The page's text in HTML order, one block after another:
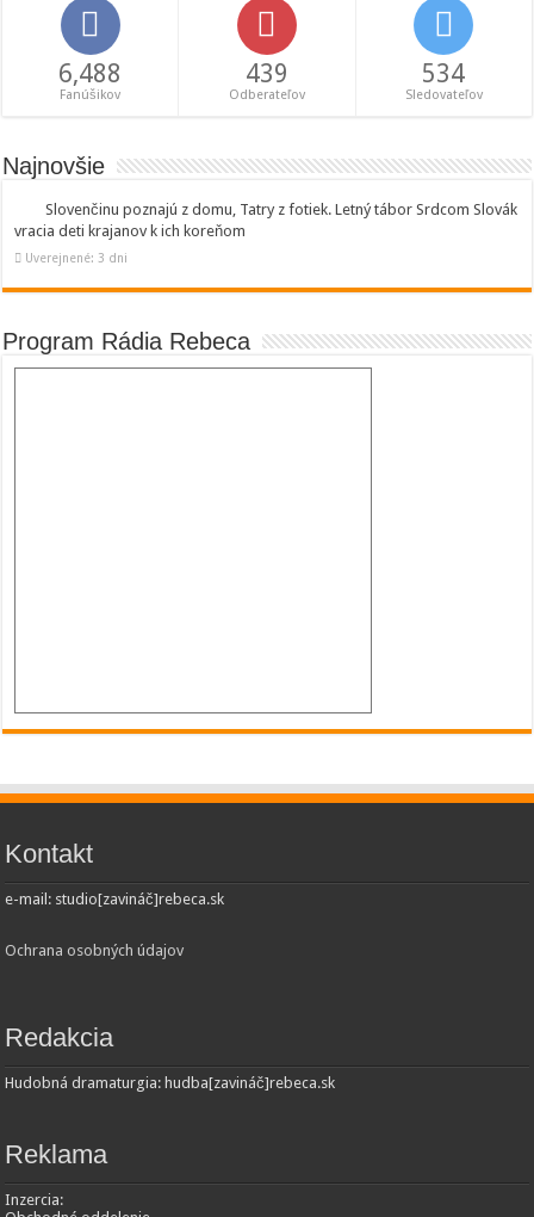
6,488
Fanúšikov
439
Odberateľov
534
Sledovateľov
Najnovšie
Slovenčinu poznajú z domu, Tatry z fotiek. Letný tábor Srdcom Slovák
vracia deti krajanov k ich koreňom
Uverejnené: 3 dni
Program Rádia Rebeca
Kontakt
e-mail: studio[zavináč]rebeca.sk
Ochrana osobných údajov
Redakcia
Hudobná dramaturgia: hudba[zavináč]rebeca.sk
Reklama
Inzercia: